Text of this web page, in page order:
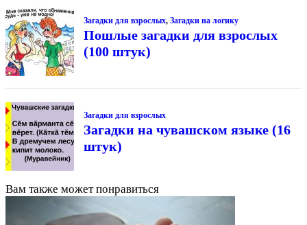
Загадки для взрослых, Загадки на логику
Пошлые загадки для взрослых
(100 штук)
Загадки для взрослых
Загадки на чувашском языке (16
штук)
Вам также может понравиться